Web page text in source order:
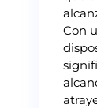
Con